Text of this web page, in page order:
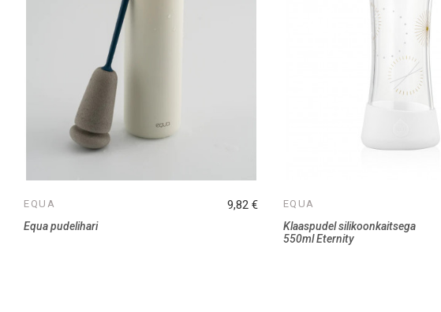
EQUA
Equa pudelihari
9,82 € EQUA
Klaaspudel silikoonkaitsega
550ml Eternity